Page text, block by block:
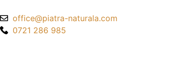
office@piatra-naturala.com
0721 286 985